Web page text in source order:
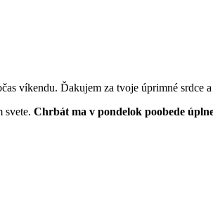
víkendu. Ďakujem za tvoje úprimné srdce
svete. Chrbát ma v pondelok poobede